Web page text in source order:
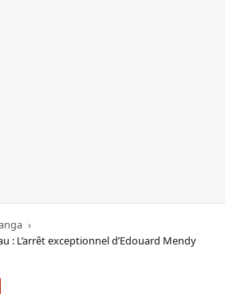
: L’arrêt exceptionnel d’Edouard Mendy